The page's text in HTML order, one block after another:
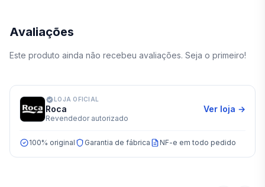
Avaliações
Este produto ainda não recebeu avaliações. Seja o primeiro!
LOJA OFICIAL
Roca
Revendedor autorizado
Ver loja →
100% original Garantia de fábrica NF-e em todo pedido